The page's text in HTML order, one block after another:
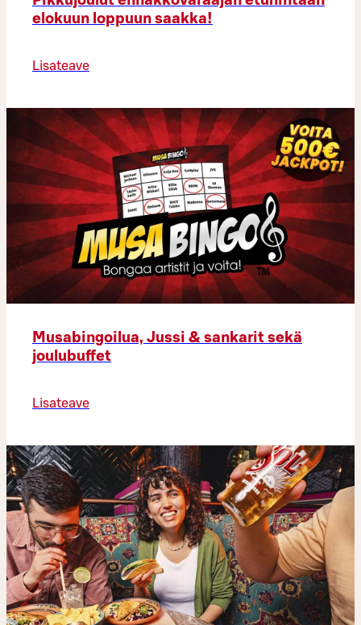
elokuun loppuun saakka!
Lisateave
Musabingoilua, Jussi & sankarit sekä
joulubuffet
Lisateave